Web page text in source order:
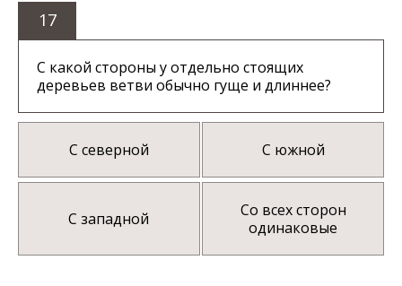
17
С какой стороны у отдельно стоящих
деревьев ветви обычно гуще и длиннее?
С северной С южной
С западной
Со всех сторон
одинаковые